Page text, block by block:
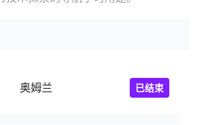
奥姆兰 已结束